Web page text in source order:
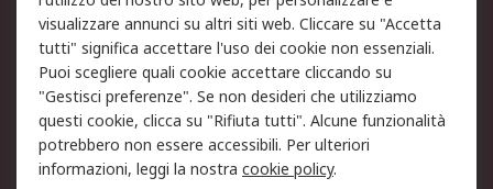
Aggiornata
Email Security
Termini d'uso
Condizioni di vendita
Condizioni generali di
servizio
Etica e responsabilità
Chi Siamo
visualizzare annunci su altri siti web. Cliccare su "Accetta
tutti" significa accettare l'uso dei cookie non essenziali.
Puoi scegliere quali cookie accettare cliccando su
"Gestisci preferenze". Se non desideri che utilizziamo
questi cookie, clicca su "Rifiuta tutti". Alcune funzionalità
potrebbero non essere accessibili. Per ulteriori
informazioni, leggi la nostra cookie policy.